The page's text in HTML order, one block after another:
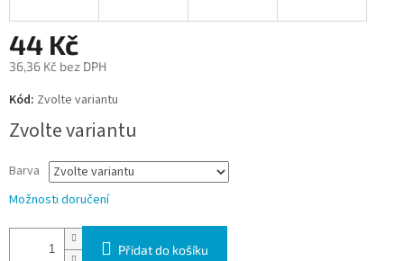
44 Kč
36,36 Kč bez DPH
Měrná
cena:
Kód: Zvolte variantu
Zvolte variantu
Barva
Možnosti doručení
Přidat do košíku